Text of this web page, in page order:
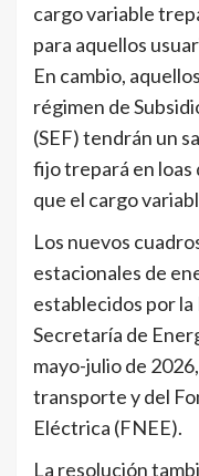
cargo variable
para aquellos
En cambio,
régimen de
(SEF) tendrán un
fijo trepará en loas
que el cargo
Los nuevos
estacionales de
establecidos por
Secretaría de
mayo-julio de
transporte y del
Eléctrica (FNEE).
La resolución